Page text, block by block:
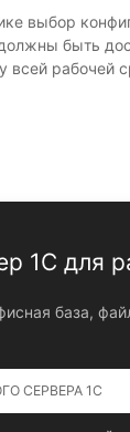
выбор
быть
всей рабочей
1С для
база,
СЕРВЕРА 1С